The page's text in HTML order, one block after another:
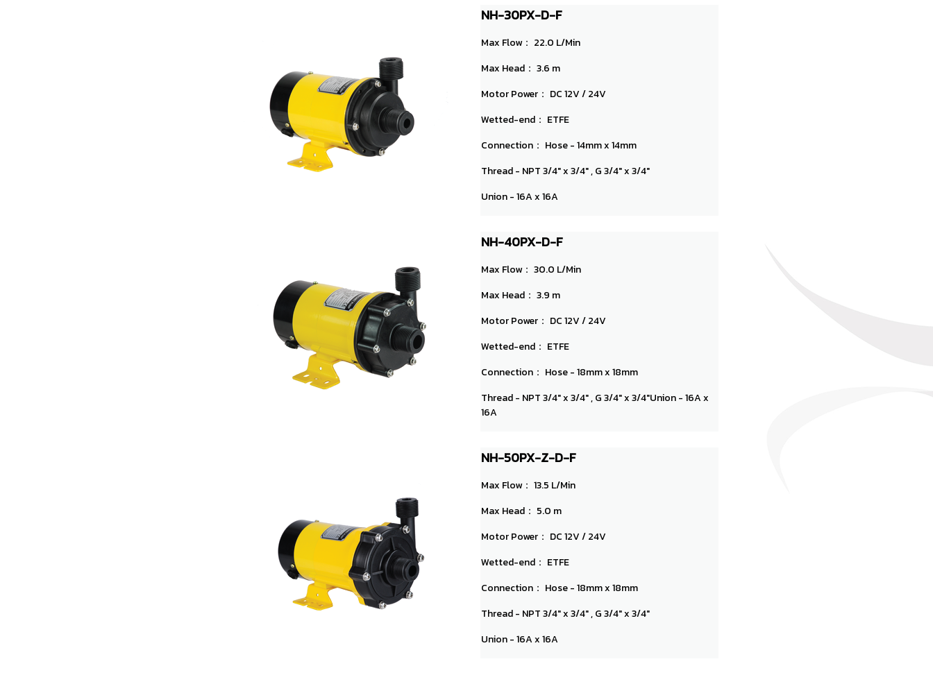
NH-30PX-D-F
Max Flow： 22.0 L/Min
Max Head： 3.6 m
Motor Power： DC 12V / 24V
Wetted-end： ETFE
Connection： Hose - 14mm x 14mm
Thread - NPT 3/4" x 3/4" , G 3/4" x 3/4"
Union - 16A x 16A
NH-40PX-D-F
Max Flow： 30.0 L/Min
Max Head： 3.9 m
Motor Power： DC 12V / 24V
Wetted-end： ETFE
Connection： Hose - 18mm x 18mm
Thread - NPT 3/4" x 3/4" , G 3/4" x 3/4"Union - 16A x
16A
NH-50PX-Z-D-F
Max Flow： 13.5 L/Min
Max Head： 5.0 m
Motor Power： DC 12V / 24V
Wetted-end： ETFE
Connection： Hose - 18mm x 18mm
Thread - NPT 3/4" x 3/4" , G 3/4" x 3/4"
Union - 16A x 16A